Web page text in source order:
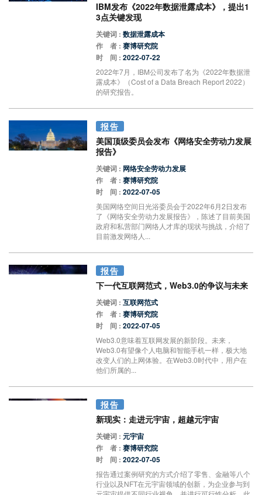
IBM发布《2022年数据泄露成本》，提出1
3点关键发现
关键词 :数据泄露成本
作 者 :赛博研究院
时 间 :2022-07-22
2022年7月，IBM公司发布了名为《2022年数据泄
露成本》（Cost of a Data Breach Report 2022）
的研究报告。
报告
美国顶级委员会发布《网络安全劳动力发展
报告》
关键词 : 网络安全劳动力发展
作 者 :赛博研究院
时 间 :2022-07-05
美国网络空间日光浴委员会于2022年6月2日发布
了《网络安全劳动力发展报告》，陈述了目前美国
政府和私营部门网络人才库的现状与挑战，介绍了
目前激发网络人...
报告
下一代互联网范式，Web3.0的争议与未来
关键词 :互联网范式
作 者 :赛博研究院
时 间 :2022-07-05
Web3.0意味着互联网发展的新阶段。未来，
Web3.0有望像个人电脑和智能手机一样，极大地
改变人们的上网体验。在Web3.0时代中，用户在
他们所属的...
报告
新现实：走进元宇宙，超越元宇宙
关键词 :元宇宙
作 者 :赛博研究院
时 间 :2022-07-05
报告通过案例研究的方式介绍了零售、金融等八个
行业以及NFT在元宇宙领域的创新，为企业参与到